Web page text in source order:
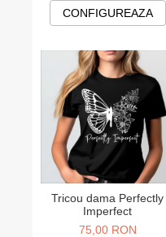
CONFIGUREAZA
Tricou dama Perfectly
Imperfect
75,00 RON